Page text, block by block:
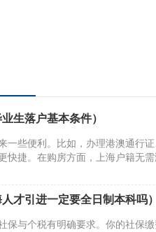
生落户基本条件）
一些便利。比如，办理港澳通行证
快捷。在购房方面，上海户籍无需
才引进一定要全日制本科吗）
保与个税有明确要求。你的社保缴